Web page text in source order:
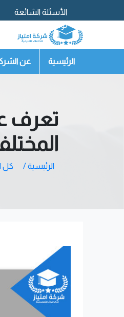
الأسئلة الشائعة
تواصل معنا
الرئيسية عن
تعرف
الرئيسية / كل